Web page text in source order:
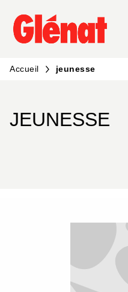
MENU RECHERCHE
PIED DE PAGE
Accueil jeunesse
JEUNESSE